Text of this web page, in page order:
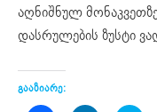
აღნიშნულ
დასრულების ზუსტი
გააზიარე: